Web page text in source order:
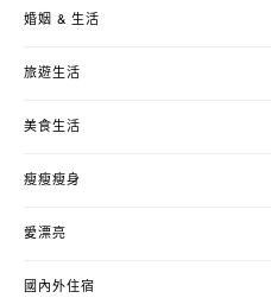
婚姻 & 生活
旅遊生活
美食生活
瘦瘦瘦身
愛漂亮
國內外住宿